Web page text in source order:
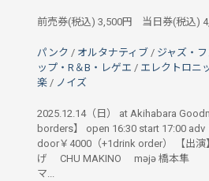
前売券(税込) 3,500円 当日券(税込)
パンク / オルタナティブ / ジャズ・
ップ・R＆B・レゲエ / エレクトロニ
楽 / ノイズ
2025.12.14（日） at Akihabara
borders】 open 16:30 start 17:00 adv
door￥4000（+1drink order） 【出演
げ CHU MAKINO məjə 橋本
マ...